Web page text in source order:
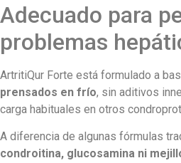
Adecuado para
problemas
ArtritiQur Forte está formulado a
prensados en frío, sin aditivos
carga habituales en otros
A diferencia de algunas fórmulas
condroitina, glucosamina ni